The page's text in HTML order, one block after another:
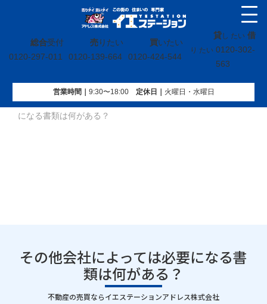
総合受付
0120-297-011
売りたい
0120-139-664
買いたい
0120-424-544
貸し たい 借
り たい 0120-302-
563
営業時間｜ 9:30〜18:00定休⽇｜ 火曜⽇・水曜⽇
イエステーション»投稿トップ»その他会社によっては必要
になる書類は何がある？
その他会社によっては必要になる書
類は何がある？
｜
不動産の売買ならイエステーションアドレス株式会社